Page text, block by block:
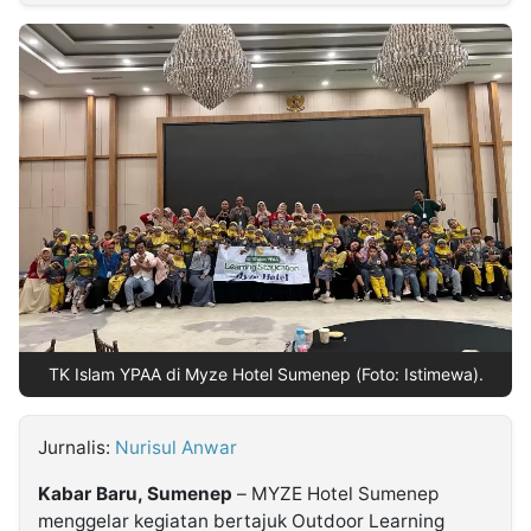
INDONESIA
Partner
Insight
Suara
Time
Lens
Daily
Jogja
Jalan
Rakyat
Idealita
News
Kita
Notice
Dinamikapost.com
Radar
Baru
Seedbacklink
Follow
Kabarbaru
TK Islam YPAA di Myze Hotel Sumenep (Foto: Istimewa).
Jurnalis: Nurisul Anwar
Kabar Baru, Sumenep – MYZE Hotel Sumenep
menggelar kegiatan bertajuk Outdoor Learning